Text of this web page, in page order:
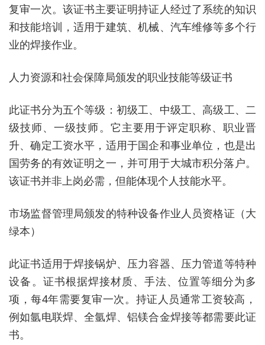
复审一次‌。该证书主要证明持证人经过了系统的知识
和技能培训，适用于建筑、机械、汽车维修等多个行
业的焊接作业‌。
人力资源和社会保障局颁发的职业技能等级证书
此证书分为五个等级：初级工、中级工、高级工、二
级技师、一级技师‌。它主要用于评定职称、职业晋
升、确定工资水平，适用于国企和事业单位，也是出
国劳务的有效证明之一，并可用于大城市积分落户‌。
该证书并非上岗必需，但能体现个人技能水平‌。
市场监督管理局颁发的特种设备作业人员资格证（大
绿本）
此证书适用于焊接锅炉、压力容器、压力管道等特种
设备‌。证书根据焊接材质、手法、位置等细分为多
项，每4年需要复审一次‌。持证人员通常工资较高，
例如氩电联焊、全氩焊、铝镁合金焊接等都需要此证
书‌。